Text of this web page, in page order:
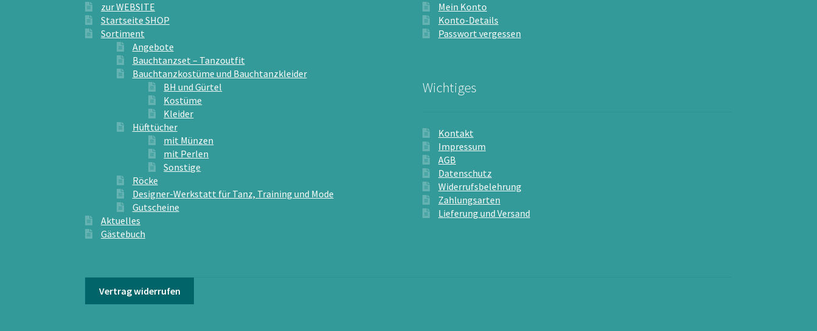
zur WEBSITE
Startseite SHOP
Sortiment
Angebote
Bauchtanzset – Tanzoutfit
Bauchtanzkostüme und Bauchtanzkleider
BH und Gürtel
Kostüme
Kleider
Hüfttücher
mit Münzen
mit Perlen
Sonstige
Röcke
Designer-Werkstatt für Tanz, Training und Mode
Gutscheine
Aktuelles
Gästebuch
Mein Konto
Konto-Details
Passwort vergessen
Wichtiges
Kontakt
Impressum
AGB
Datenschutz
Widerrufsbelehrung
Zahlungsarten
Lieferung und Versand
Vertrag widerrufen